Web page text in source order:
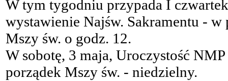
W tym tygodniu przypada I
wystawienie Najśw. Sakramentu -
Mszy św. o godz. 12.
W sobotę, 3 maja, Uroczystość
porządek Mszy św. - niedzielny.